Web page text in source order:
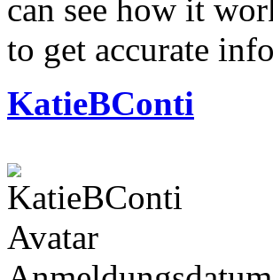
can see how it
to get accurate
KatieBConti